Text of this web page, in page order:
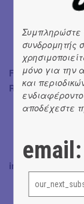
Follow για τις
Rufus ποδιές
instagram
Συμπληρώστε
συνδρομητής
μόνο για την
και
αποδέχεστε
email: